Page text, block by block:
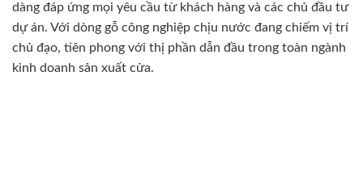
dàng đáp ứng mọi yêu cầu từ khách hàng và các chủ đầu tư
dự án. Với dòng gỗ công nghiệp chịu nước đang chiếm vị trí
chủ đạo, tiên phong với thị phần dẫn đầu trong toàn ngành
kinh doanh sản xuất cửa.